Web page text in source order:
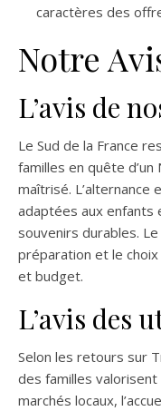
caractères des
Notre
L’avis de
Le Sud de la France
familles en quête
maîtrisé.
adaptées aux enfants
souvenirs durables.
préparation et le
et budget.
L’avis des
Selon les retours sur
des familles
marchés locaux,